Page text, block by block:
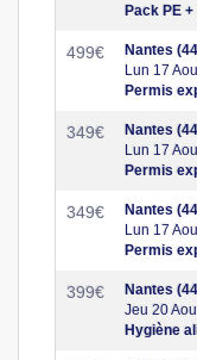
Pack PE
499€
Nantes
Lun 17
Permis
349€
Nantes
Lun 17
Permis
349€
Nantes
Lun 17
Permis
399€
Nantes
Jeu 20
Hygiène